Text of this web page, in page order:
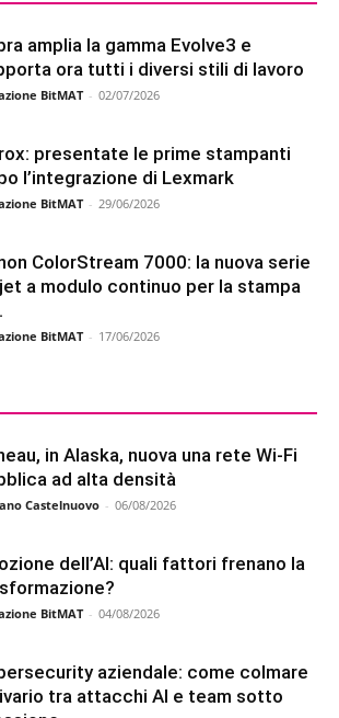
amplia la gamma Evolve3 e
ora tutti i diversi stili di lavoro
BitMAT - 02/07/2026
presentate le prime stampanti
l’integrazione di Lexmark
BitMAT - 29/06/2026
ColorStream 7000: la nuova serie
a modulo continuo per la stampa
BitMAT - 17/06/2026
in Alaska, nuova una rete Wi-Fi
ad alta densità
Castelnuovo - 06/08/2026
dell’AI: quali fattori frenano la
BitMAT - 04/08/2026
aziendale: come colmare
tra attacchi AI e team sotto